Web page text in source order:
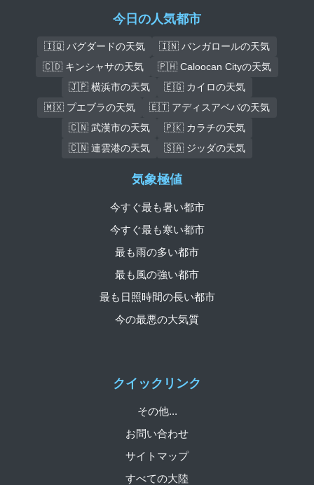
今日の人気都市
🇮🇶 バグダードの天気
🇮🇳 バンガロールの天気
🇨🇩 キンシャサの天気
🇵🇭 Caloocan Cityの天気
🇯🇵 横浜市の天気
🇪🇬 カイロの天気
🇲🇽 プエブラの天気
🇪🇹 アディスアベバの天気
🇨🇳 武漢市の天気
🇵🇰 カラチの天気
🇨🇳 連雲港の天気
🇸🇦 ジッダの天気
クイックリンク
その他...
お問い合わせ
サイトマップ
すべての大陸
気象極値
今すぐ最も暑い都市
今すぐ最も寒い都市
最も雨の多い都市
最も風の強い都市
最も日照時間の長い都市
今の最悪の大気質